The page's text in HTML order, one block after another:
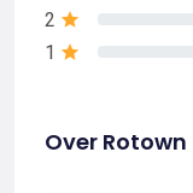
2
1
Over Rotown